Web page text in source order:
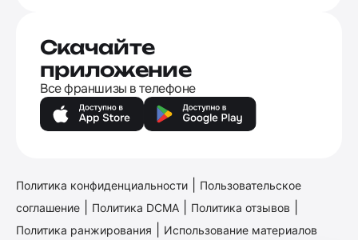
Скачайте
приложение
Все франшизы в телефоне
Политика конфиденциальности
Пользовательское
соглашение
Политика DCMA Политика отзывов
Политика ранжирования
Использование материалов